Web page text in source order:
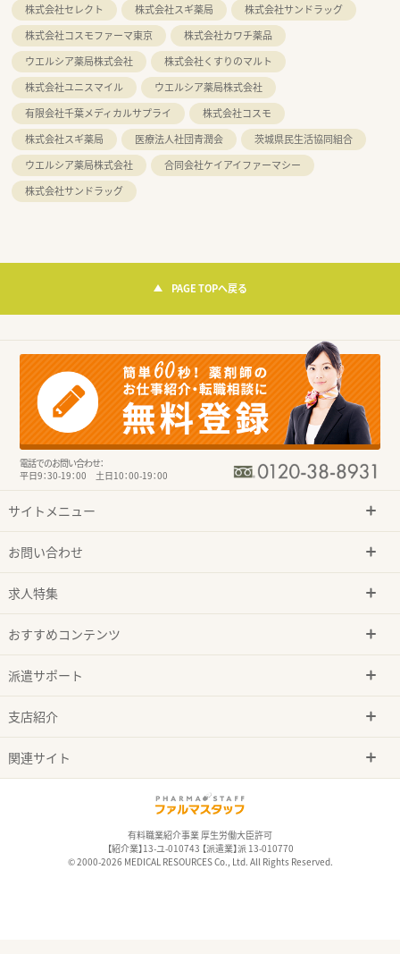
株式会社セレクト
株式会社スギ薬局
株式会社サンドラッグ
株式会社コスモファーマ東京
株式会社カワチ薬品
ウエルシア薬局株式会社
株式会社くすりのマルト
株式会社ユニスマイル
ウエルシア薬局株式会社
有限会社千葉メディカルサプライ
株式会社コスモ
株式会社スギ薬局
医療法人社団青潤会
茨城県民生活協同組合
ウエルシア薬局株式会社
合同会社ケイアイファーマシー
株式会社サンドラッグ
PAGE TOPへ戻る
電話でのお問い合わせ：
平日9：30-19：00 土日10：00-19：00
サイトメニュー
お問い合わせ
求人特集
おすすめコンテンツ
派遣サポート
支店紹介
関連サイト
有料職業紹介事業 厚生労働大臣許可
【紹介業】13-ユ-010743 【派遣業】派 13-010770
© 2000-2026 MEDICAL RESOURCES Co., Ltd. All Rights Reserved.